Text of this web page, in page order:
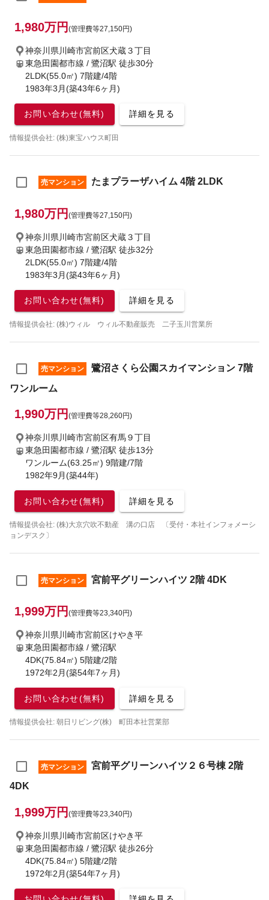
1,980万円 (管理費等27,150円)
神奈川県川崎市宮前区犬蔵３丁目
東急田園都市線 / 鷺沼駅 徒歩30分
2LDK(55.0㎡) 7階建/4階
1983年3月(築43年6ヶ月)
お問い合わせ(無料) 詳細を見る
情報提供会社: (株)東宝ハウス町田
売マンション たまプラーザハイム 4階 2LDK
1,980万円 (管理費等27,150円)
神奈川県川崎市宮前区犬蔵３丁目
東急田園都市線 / 鷺沼駅 徒歩32分
2LDK(55.0㎡) 7階建/4階
1983年3月(築43年6ヶ月)
お問い合わせ(無料) 詳細を見る
情報提供会社: (株)ウィル ウィル不動産販売 二子玉川営業所
売マンション
鷺沼さくら公園スカイマンション 7階
ワンルーム
1,990万円 (管理費等28,260円)
神奈川県川崎市宮前区有馬９丁目
東急田園都市線 / 鷺沼駅 徒歩13分
ワンルーム(63.25㎡) 9階建/7階
1982年9月(築44年)
お問い合わせ(無料) 詳細を見る
情報提供会社: (株)大京穴吹不動産 溝の口店 〔受付・本社インフォメーシ
ョンデスク〕
売マンション 宮前平グリーンハイツ 2階 4DK
1,999万円 (管理費等23,340円)
神奈川県川崎市宮前区けやき平
東急田園都市線 / 鷺沼駅
4DK(75.84㎡) 5階建/2階
1972年2月(築54年7ヶ月)
お問い合わせ(無料) 詳細を見る
情報提供会社: 朝日リビング(株) 町田本社営業部
売マンション
宮前平グリーンハイツ２６号棟 2階
4DK
1,999万円 (管理費等23,340円)
神奈川県川崎市宮前区けやき平
東急田園都市線 / 鷺沼駅 徒歩26分
4DK(75.84㎡) 5階建/2階
1972年2月(築54年7ヶ月)